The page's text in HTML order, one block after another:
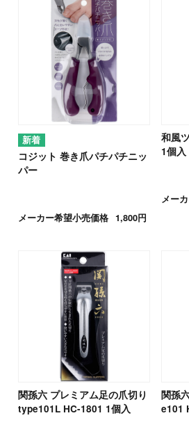
コジット 巻き爪パチパチニッ
パー
メーカー希望小売価格 1,800円
和風
1個入
メー
関孫六 プレミアム足の爪切り
type101L HC-1801 1個入
関孫
e101